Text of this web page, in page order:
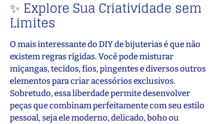
✨ Explore Sua Criatividade sem
Limites
O mais interessante do DIY de bijuterias é que não
existem regras rígidas. Você pode misturar
miçangas, tecidos, fios, pingentes e diversos outros
elementos para criar acessórios exclusivos.
Sobretudo, essa liberdade permite desenvolver
peças que combinam perfeitamente com seu estilo
pessoal, seja ele moderno, delicado, boho ou